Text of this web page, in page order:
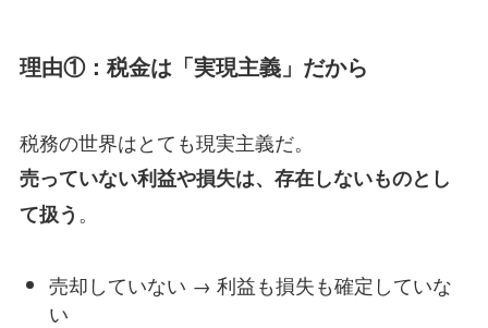
理由①：税金は「実現主義」だから
税務の世界はとても現実主義だ。
売っていない利益や損失は、存在しないものとし
て扱う 。
売却していない → 利益も損失も確定していな
い